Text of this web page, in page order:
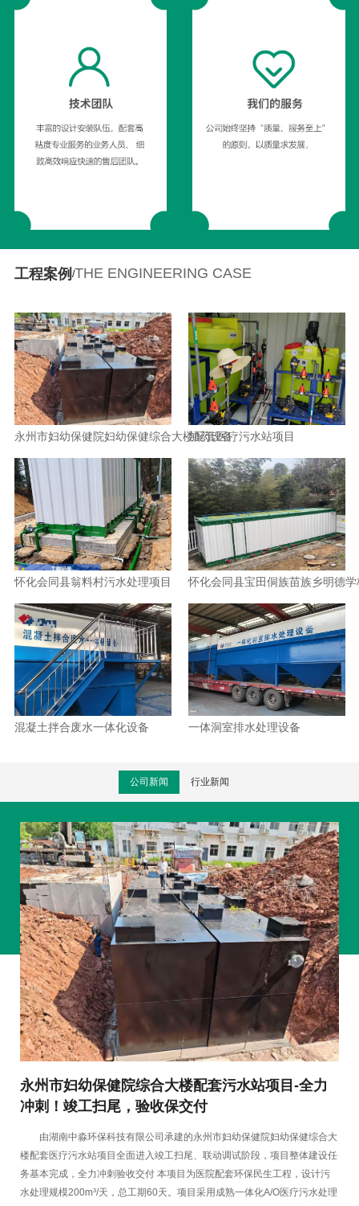
工程案例 /THE ENGINEERING CASE
永州市妇幼保健院妇幼保健综合大楼配套医疗污水站项目
加药设备
怀化会同县翁料村污水处理项目 怀化会同县宝田侗族苗族乡明德
混凝土拌合废水一体化设备 一体洞室排水处理设备
公司新闻 行业新闻
永州市妇幼保健院综合大楼配套污水站项目-全力
冲刺！竣工扫尾，验收保交付
由湖南中淼环保科技有限公司承建的永州市妇幼保健院妇幼保健综合大
楼配套医疗污水站项目全面进入竣工扫尾、联动调试阶段，项目整体建设任
务基本完成，全力冲刺验收交付 本项目为医院配套环保民生工程，设计污
水处理规模200m³/天，总工期60天。项目采用成熟一体化A/O医疗污水处理